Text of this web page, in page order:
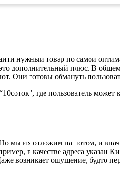
нужный товар по самой
дополнительный плюс. В
Они готовы обмануть
где пользователь
мы их отложим на потом, и
в качестве адреса указан
возникает ощущение, будто